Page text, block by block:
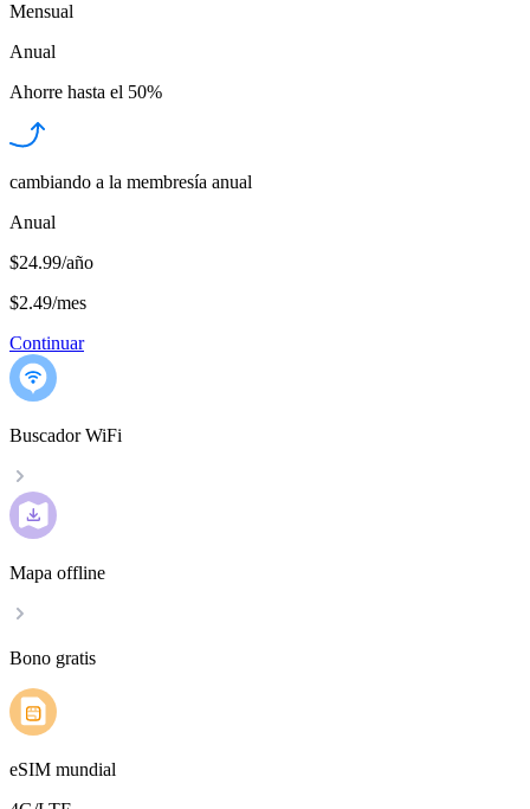
Mensual
Anual
Ahorre hasta el 50%
cambiando a la membresía anual
Anual
$24.99/año
$2.49/mes
Continuar
Buscador WiFi
Mapa offline
Bono gratis
eSIM mundial